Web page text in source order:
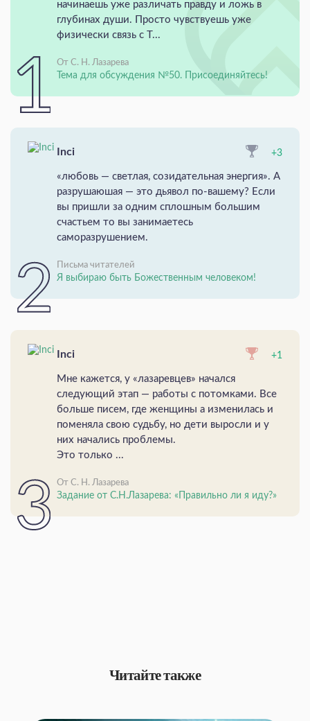
начинаешь уже различать правду и ложь в
глубинах души. Просто чувствуешь уже
физически связь с Т...
От С. Н. Лазарева
Тема для обсуждения №50. Присоединяйтесь!
Inci +3
«любовь — светлая, созидательная энергия». А
разрушаюшая — это дьявол по-вашему? Если
вы пришли за одним сплошным большим
счастьем то вы занимаетесь
саморазрушением.
Письма читателей
Я выбираю быть Божественным человеком!
Inci +1
Мне кажется, у «лазаревцев» начался
следующий этап — работы с потомками. Все
больше писем, где женщины а изменилась и
поменяла свою судьбу, но дети выросли и у
них начались проблемы.
Это только ...
От С. Н. Лазарева
Задание от С.Н.Лазарева: «Правильно ли я иду?»
Читайте также